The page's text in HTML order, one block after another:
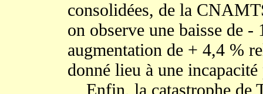
consolidées, de la
on observe une baisse de -
augmentation de + 4,4 %
donné lieu à une incapacité
Enfin, la catastrophe de